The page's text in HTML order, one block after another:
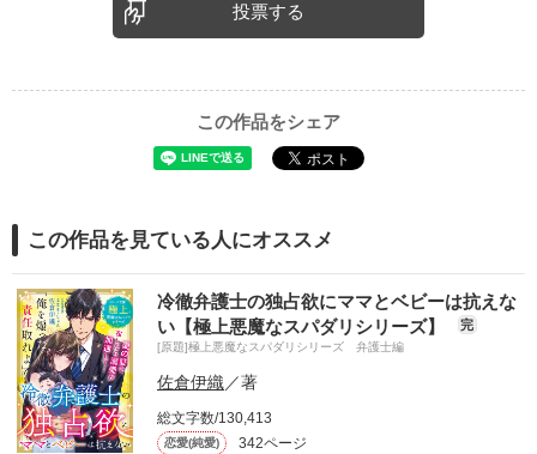
投票する
この作品をシェア
この作品を見ている人にオススメ
冷徹弁護士の独占欲にママとベビーは抗えな
い【極上悪魔なスパダリシリーズ】
完
[原題]極上悪魔なスパダリシリーズ 弁護士編
佐倉伊織／著
総文字数/130,413
恋愛(純愛) 342ページ